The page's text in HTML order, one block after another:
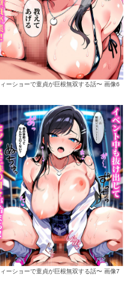
ーショーで童貞が巨根無双する話〜 画像6
ーショーで童貞が巨根無双する話〜 画像7